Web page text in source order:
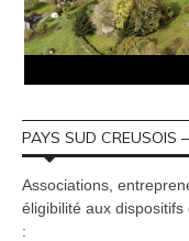
PAYS SUD CREUSOIS
Associations,
éligibilité aux
: